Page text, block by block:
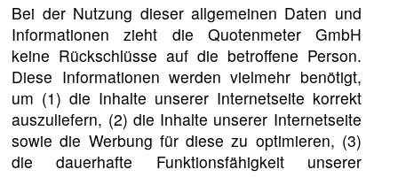
Bei der Nutzung dieser allgemeinen Daten und
Informationen zieht die Quotenmeter GmbH
keine Rückschlüsse auf die betroffene Person.
Diese Informationen werden vielmehr benötigt,
um (1) die Inhalte unserer Internetseite korrekt
auszuliefern, (2) die Inhalte unserer Internetseite
sowie die Werbung für diese zu optimieren, (3)
die dauerhafte Funktionsfähigkeit unserer